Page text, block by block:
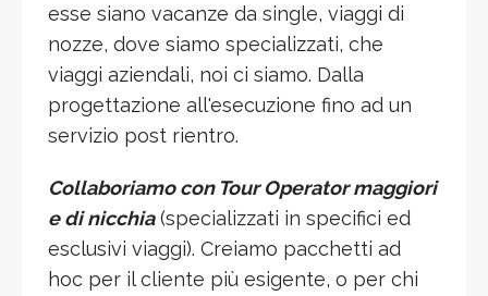
esse siano vacanze da single, viaggi di
nozze, dove siamo specializzati, che
viaggi aziendali, noi ci siamo. Dalla
progettazione all'esecuzione fino ad un
servizio post rientro.
Collaboriamo con Tour Operator maggiori
e di nicchia(specializzati in specifici ed
esclusivi viaggi). Creiamo pacchetti ad
hoc per il cliente più esigente, o per chi